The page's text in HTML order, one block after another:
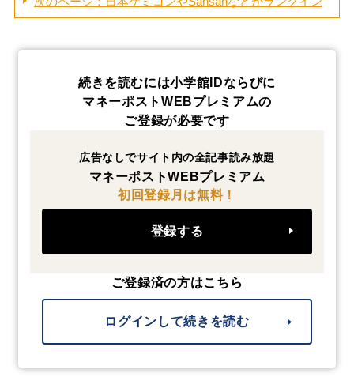
続きを読むには小学館IDならびに
マネーポストWEBプレミアムの
ご登録が必要です
広告なしでサイト内の全記事読み放題
マネーポストWEBプレミアム
初回登録月は無料！
登録する
ご登録済の方はこちら
ログインして続きを読む